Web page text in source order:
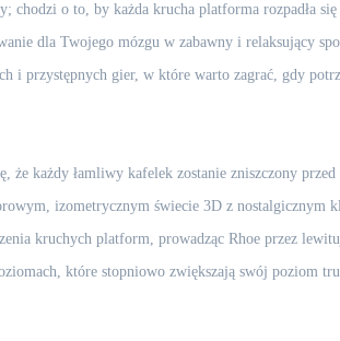
o to, by każda krucha platforma rozpadła
dla Twojego mózgu w zabawny i relaksujący
i przystępnych gier, w które warto zagrać, gdy
że każdy łamliwy kafelek zostanie zniszczony
izometrycznym świecie 3D z nostalgicznym
kruchych platform, prowadząc Rhoe przez
które stopniowo zwiększają swój poziom